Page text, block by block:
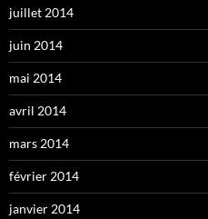
juillet 2014
juin 2014
mai 2014
avril 2014
mars 2014
février 2014
janvier 2014